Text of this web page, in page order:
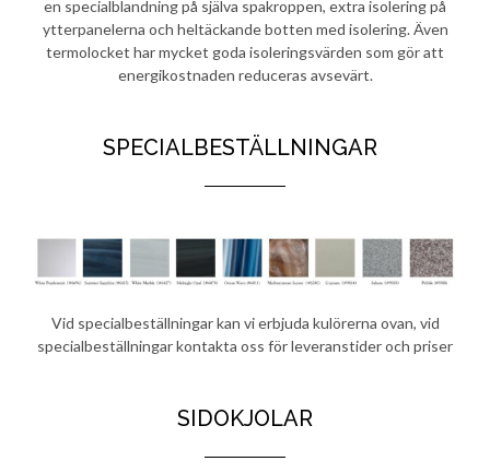
en specialblandning på själva spakroppen, extra isolering på
ytterpanelerna och heltäckande botten med isolering. Även
termolocket har mycket goda isoleringsvärden som gör att
energikostnaden reduceras avsevärt.
SPECIALBESTÄLLNINGAR
Vid specialbeställningar kan vi erbjuda kulörerna ovan, vid
specialbeställningar kontakta oss för leveranstider och priser
SIDOKJOLAR